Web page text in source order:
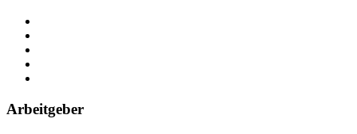
Arbeitgeber